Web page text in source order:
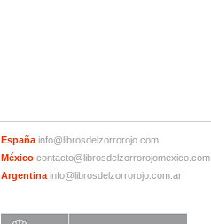
España info@librosdelzorrorojo.com
México contacto@librosdelzorrorojomexico.com
Argentina info@librosdelzorrorojo.com.ar